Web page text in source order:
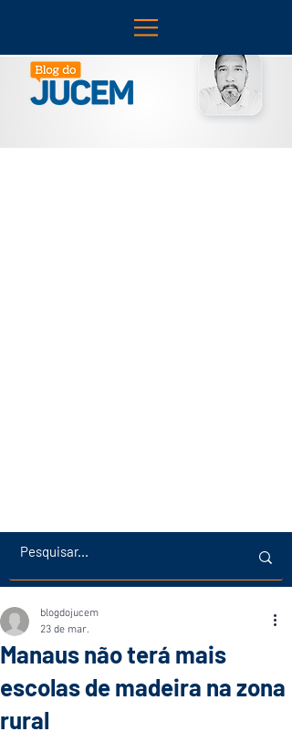
Manaus não terá mais
escolas de madeira na zona
rural
blogdojucem
23 de mar.